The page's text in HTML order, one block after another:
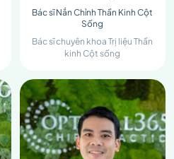
Bác sĩ Nắn Chỉnh Thần Kinh Cột
Sống
Bác sĩ chuyên khoa Trị liệu Thần
kinh Cột sống